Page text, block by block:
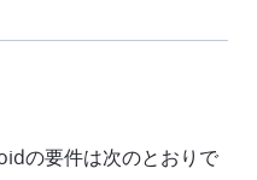
の要件は次のとおりで